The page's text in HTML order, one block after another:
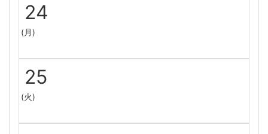
24
(月)
25
(火)